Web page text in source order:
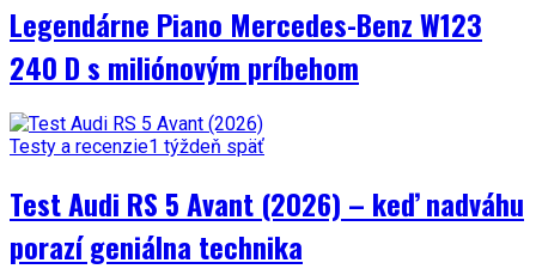
Legendárne Piano Mercedes-Benz W123
240 D s miliónovým príbehom
Testy a recenzie1 týždeň späť
Test Audi RS 5 Avant (2026) – keď nadváhu
porazí geniálna technika